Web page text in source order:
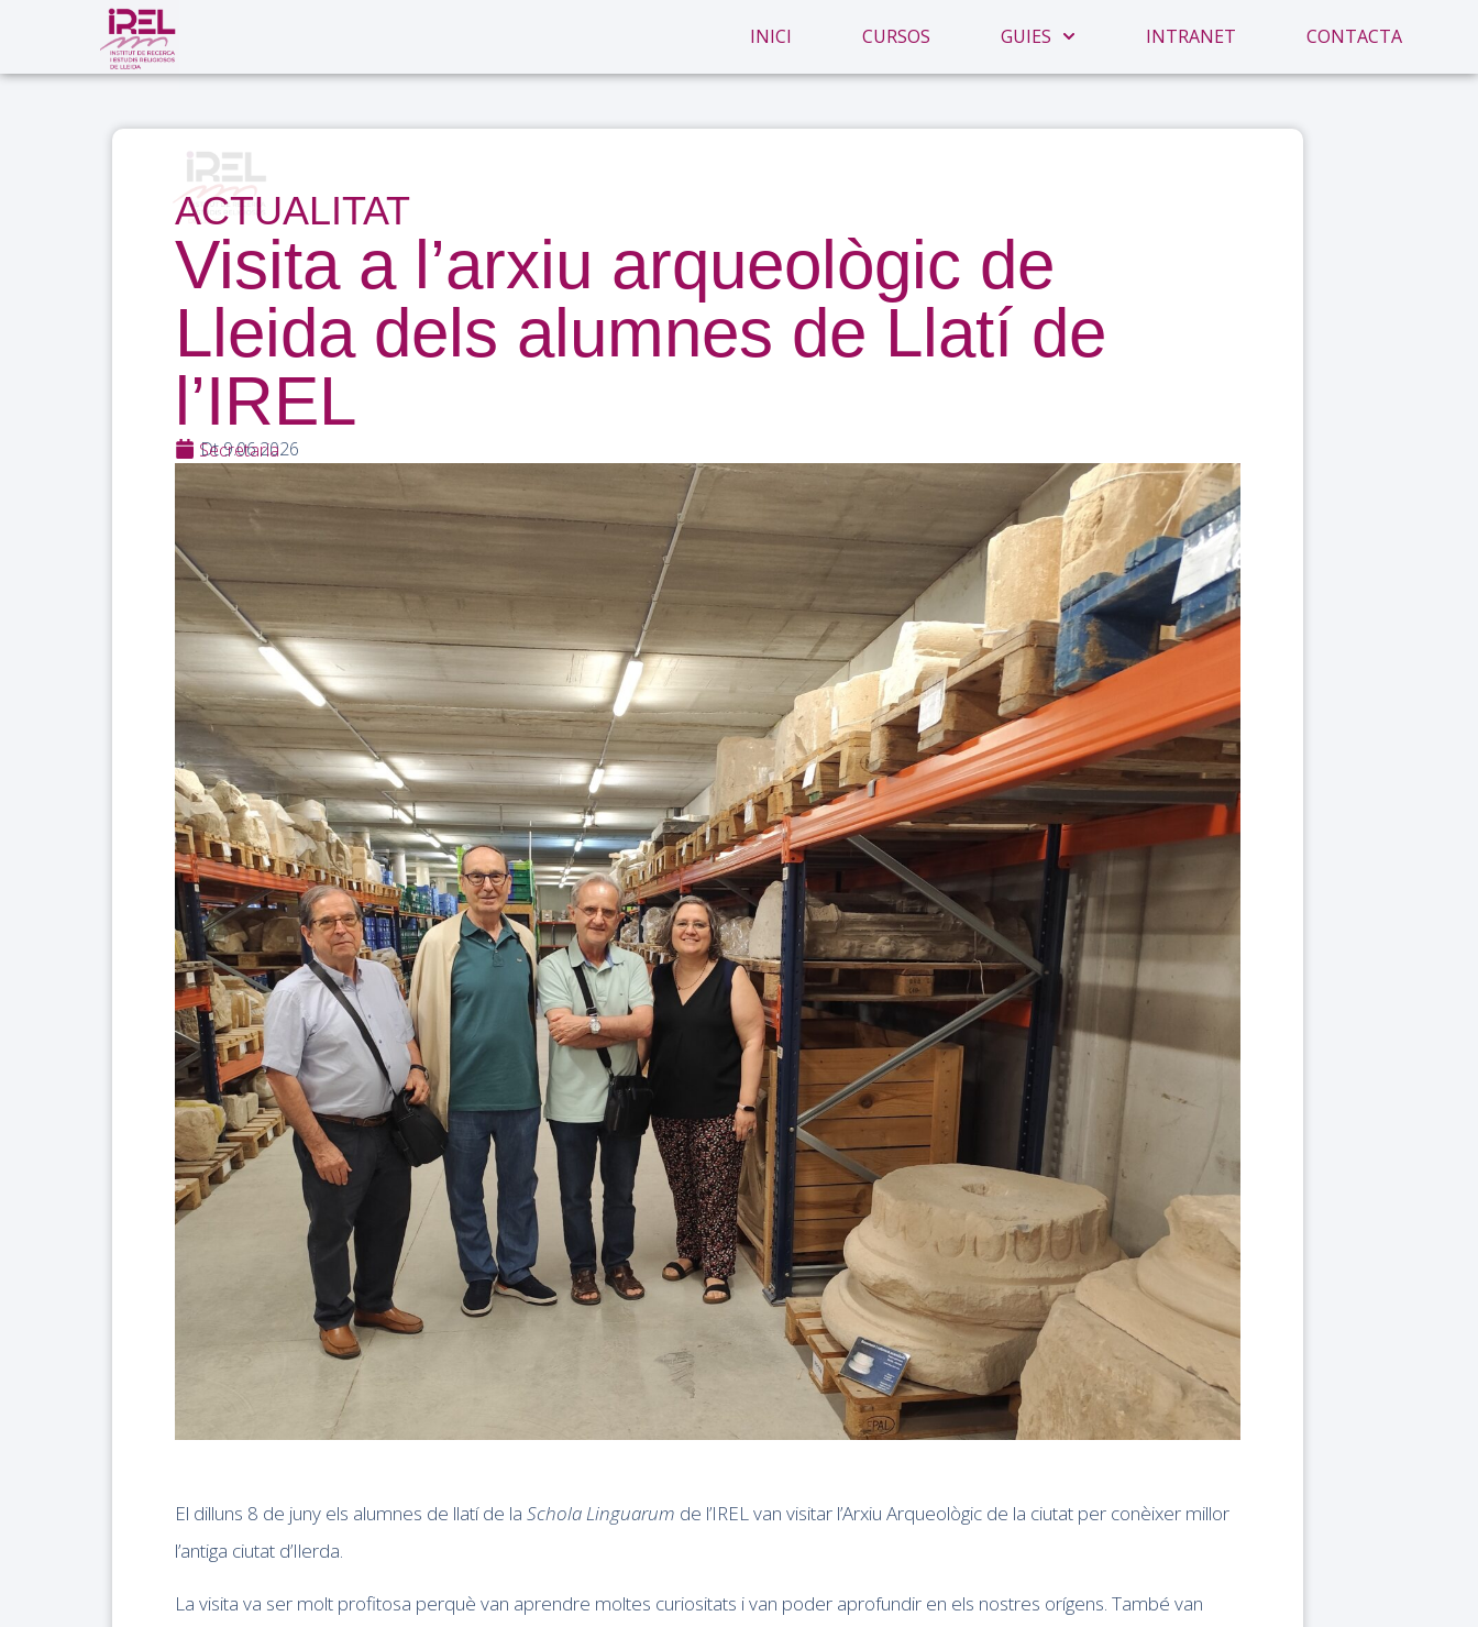
INICI CURSOS GUIES INTRANET CONTACTA
ACTUALITAT
Visita a l’arxiu arqueològic de
Lleida dels alumnes de Llatí de
l’IREL
Dt 9.06.2026
Secretaria
El dilluns 8 de juny els alumnes de llatí de la ScholaLinguarum de l’IREL van visitar l’Arxiu Arqueològic de la ciutat per conèixer millor
l’antiga ciutat d’Ilerda.
La visita va ser molt profitosa perquè van aprendre moltes curiositats i van poder aprofundir en els nostres orígens. També van